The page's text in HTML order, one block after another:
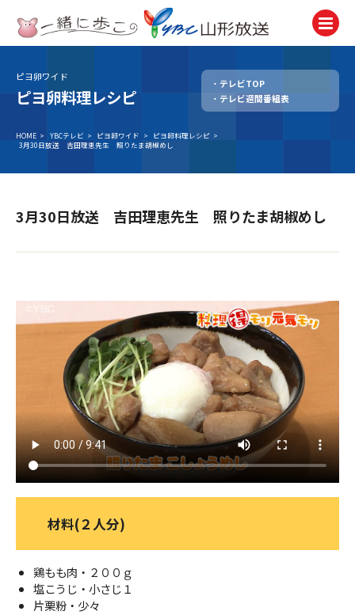
テレビ
TV
ラジオ
Radio
試写会・プレゼント
Present
ＹＢＣオンデマンド
やまがた情熱市場
ピヨ卵ワイド
ピヨ卵料理レシピ
テレビTOP
テレビ週間番組表
HOME > YBCテレビ > ピヨ卵ワイド > ピヨ卵料理レシピ >
3月30日放送 吉田理恵先生 照りたま胡椒めし
3月30日放送 吉田理恵先生 照りたま胡椒めし
材料(２人分)
鶏もも肉・２００ｇ
塩こうじ・小さじ１
片栗粉・少々